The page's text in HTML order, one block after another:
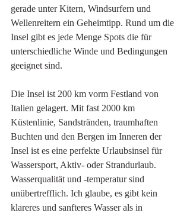
gerade unter Kitern, Windsurfern und
Wellenreitern ein Geheimtipp. Rund um die
Insel gibt es jede Menge Spots die für
unterschiedliche Winde und Bedingungen
geeignet sind.
Die Insel ist 200 km vorm Festland von
Italien gelagert. Mit fast 2000 km
Küstenlinie, Sandstränden, traumhaften
Buchten und den Bergen im Inneren der
Insel ist es eine perfekte Urlaubsinsel für
Wassersport, Aktiv- oder Strandurlaub.
Wasserqualität und -temperatur sind
unübertrefflich. Ich glaube, es gibt kein
klareres und sanfteres Wasser als in